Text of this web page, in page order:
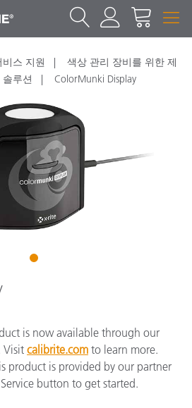
스 지원
색상 관리 장비를 위한 제
루션 ColorMunki Display
1
is now available through our
Visit calibrite.com to learn more.
product is provided by our partner
button to get started.